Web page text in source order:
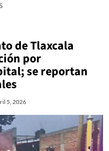
de Tlaxcala
por
se reportan
5, 2026